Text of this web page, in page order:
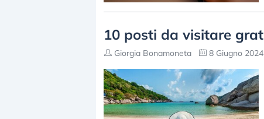
10 posti da visitare
Giorgia Bonamoneta 8 Giugno